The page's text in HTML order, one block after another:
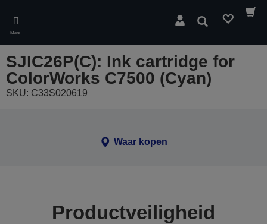
main
content
Menu
Zoeken
SJIC26P(C): Ink cartridge for
ColorWorks C7500 (Cyan)
SKU: C33S020619
Waar kopen
Productveiligheid